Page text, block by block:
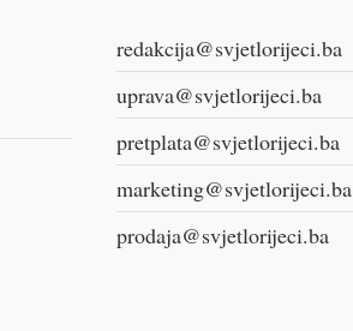
redakcija@svjetlorijeci.ba
uprava@svjetlorijeci.ba
pretplata@svjetlorijeci.ba
marketing@svjetlorijeci.ba
prodaja@svjetlorijeci.ba